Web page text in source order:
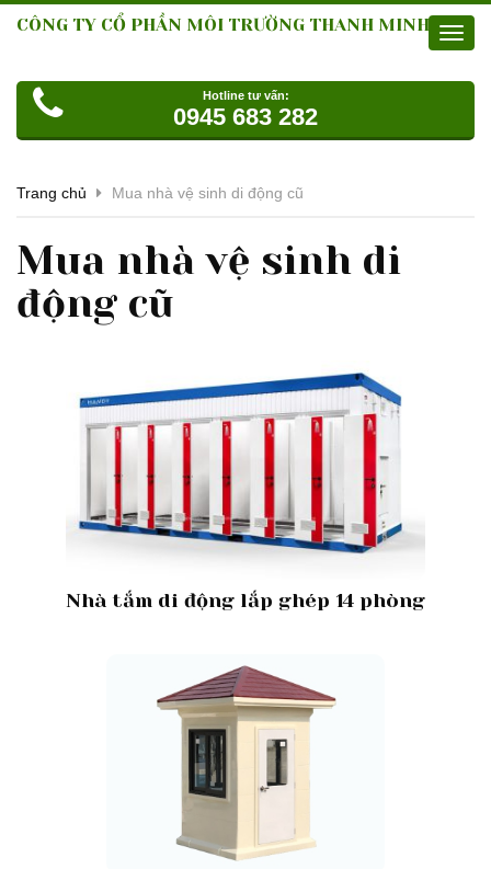
CÔNG TY CỔ PHẦN MÔI TRƯỜNG THANH MINH
Hotline tư vấn:
0945 683 282
Trang chủ Mua nhà vệ sinh di động cũ
Mua nhà vệ sinh di
động cũ
Nhà tắm di động lắp ghép 14 phòng